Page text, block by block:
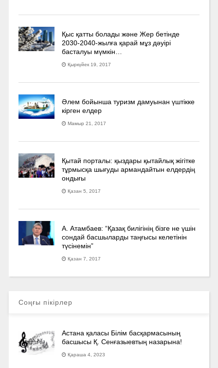
Қыс қатты болады және Жер бетінде
2030-2040­-жылға қарай мұз дәуірі
басталуы мүмкін…
Қыркүйек 19, 2017
Әлем бойынша туризм дамуынан үштікке
кірген елдер
Мамыр 21, 2017
Қытай порталы: қыздары қытайлық жігітке
тұрмысқа шығуды армандайтын елдердің
ондығы
Қазан 5, 2017
А. Атамбаев: “Қазақ билігінің бізге не үшін
сондай басшыларды таңғысы келетінін
түсінемін”
Қазан 7, 2017
Соңғы пікірлер
Астана қаласы Білім басқармасының
басшысы Қ. Сенғазыевтың назарына!
Қараша 4, 2023